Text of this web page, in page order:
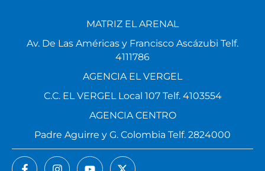
MATRIZ EL ARENAL
Av. De Las Américas y Francisco Ascázubi Telf.
4111786
AGENCIA EL VERGEL
C.C. EL VERGEL Local 107 Telf. 4103554
AGENCIA CENTRO
Padre Aguirre y G. Colombia Telf. 2824000